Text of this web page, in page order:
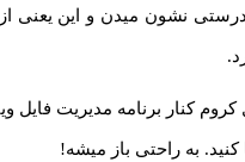
نشون میدن و این یعنی
کنار برنامه مدیریت فایل
به راحتی باز میشه!